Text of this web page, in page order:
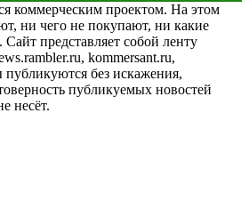
коммерческим проектом. На этом
ни чего не покупают, ни какие
представляет собой ленту
kommersant.ru,
без искажения,
публикуемых новостей
несёт.